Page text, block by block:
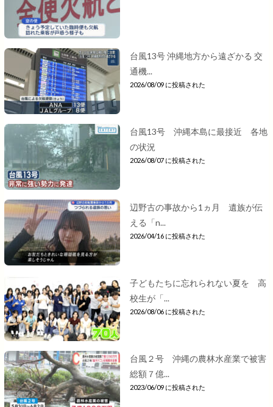
台風13号 沖縄地方から遠ざかる 交
通機...
2026/08/09 に投稿された
台風13号 沖縄本島に最接近 各地
の状況
2026/08/07 に投稿された
辺野古の事故から1ヵ月 遺族が伝
える「n...
2026/04/16 に投稿された
子どもたちに忘れられない夏を 高
校生が「...
2026/08/06 に投稿された
台風２号 沖縄の農林水産業で被害
総額７億...
2023/06/09 に投稿された